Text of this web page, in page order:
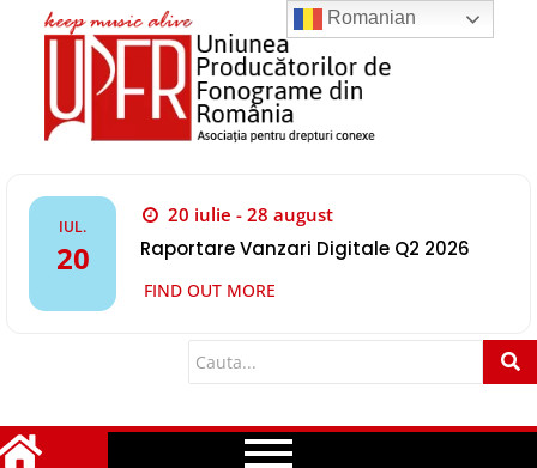
IUL.
20
20 iulie - 28 august
Raportare Vanzari Digitale Q2 2026
FIND OUT MORE
Romanian